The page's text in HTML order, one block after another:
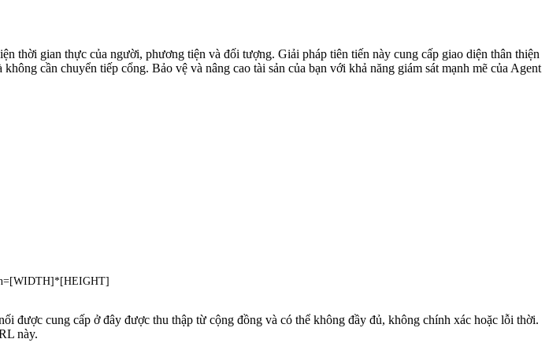
thời gian thực của người, phương tiện và đối tượng. Giải pháp tiên tiến này cung cấp giao diện thân thiện
cần chuyển tiếp cổng. Bảo vệ và nâng cao tài sản của bạn với khả năng giám sát mạnh mẽ của Agent
được cung cấp ở đây được thu thập từ cộng đồng và có thể không đầy đủ, không chính xác hoặc lỗi thời.
này.